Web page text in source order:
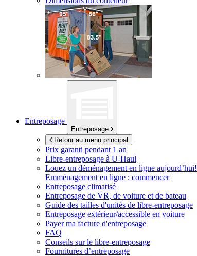
Entreposage
Entreposage
Retour au menu principal
Prix garanti pendant 1 an
Libre-entreposage à U-Haul
Louez un déménagement en ligne aujourd’hui!
Emménagement en ligne : commencer
Entreposage climatisé
Entreposage de VR, de voiture et de bateau
Guide des tailles d'unités de libre-entreposage
Entreposage extérieur/accessible en voiture
Payer ma facture d'entreposage
FAQ
Conseils sur le libre-entreposage
Fournitures d’entreposage